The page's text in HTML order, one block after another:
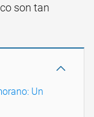
son tan
Un